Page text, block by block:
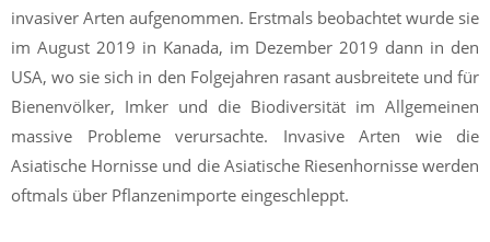
invasiver Arten aufgenommen. Erstmals beobachtet wurde sie
im August 2019 in Kanada, im Dezember 2019 dann in den
USA, wo sie sich in den Folgejahren rasant ausbreitete und für
Bienenvölker, Imker und die Biodiversität im Allgemeinen
massive Probleme verursachte. Invasive Arten wie die
Asiatische Hornisse und die Asiatische Riesenhornisse werden
oftmals über Pflanzenimporte eingeschleppt.